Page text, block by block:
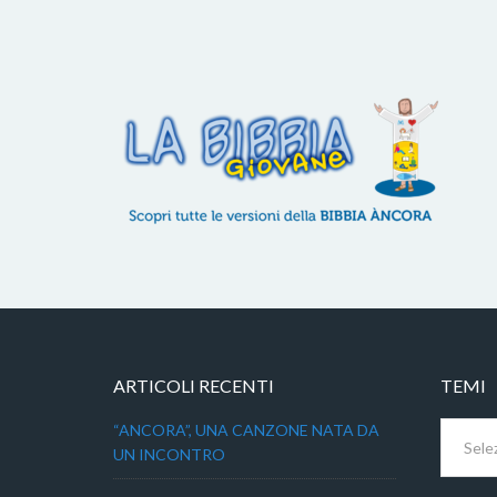
ARTICOLI RECENTI
“ANCORA”, UNA CANZONE NATA DA
UN INCONTRO
TEMI